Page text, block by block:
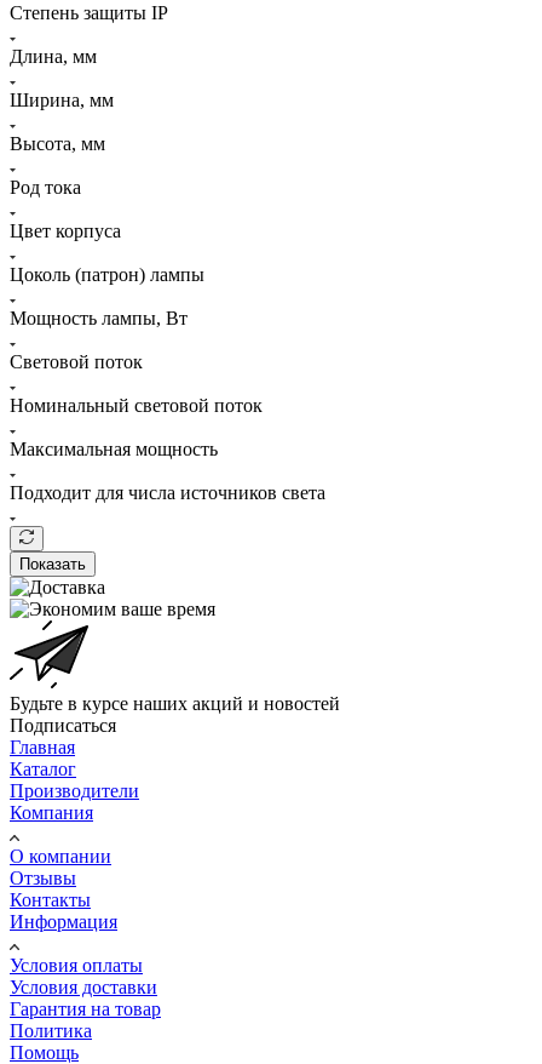
Степень защиты IP
Длина, мм
Ширина, мм
Высота, мм
Род тока
Цвет корпуса
Цоколь (патрон) лампы
Мощность лампы, Вт
Световой поток
Номинальный световой поток
Максимальная мощность
Подходит для числа источников света
Показать
Будьте в курсе наших акций и новостей
Подписаться
Главная
Каталог
Производители
Компания
О компании
Отзывы
Контакты
Информация
Условия оплаты
Условия доставки
Гарантия на товар
Политика
Помощь